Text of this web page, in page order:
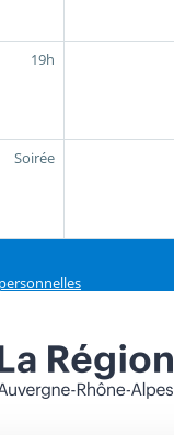
19h
Soirée